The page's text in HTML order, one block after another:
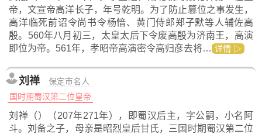
帝，文宣帝高洋长子，年号乾明。为了防止篡位之事发生，
高洋临死前诏令尚书令杨愔、黄门侍郎郑子默等人辅佐高
殷。560年八月初三，太皇太后下令废高殷为济南王，高演
即位为帝。561年，孝昭帝高演密令高归彦去将… 详情 ▷
刘禅
保定市名人
国时期蜀汉第二位皇帝
刘禅（）（207年271年），即蜀汉后主，字公嗣，小名阿
斗。刘备之子，母亲是昭烈皇后甘氏，三国时期蜀汉第二位